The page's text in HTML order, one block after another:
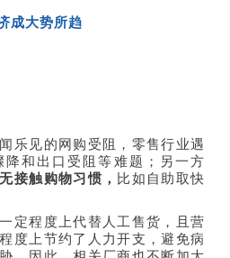
成大势所趋
乐见的网购受阻，零售行业遇
和出口受阻等难题；另一方
接触购物习惯， 比如自助取快
定程度上代替人工售货，且营
度上节约了人力开支，避免病